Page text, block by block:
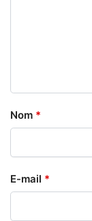
Nom *
E-mail *